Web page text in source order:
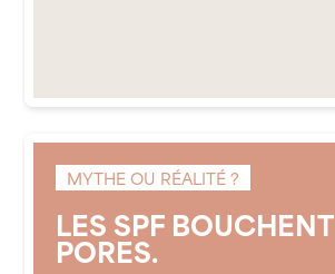
MYTHE OU RÉALITÉ ?
LES SPF
PORES.